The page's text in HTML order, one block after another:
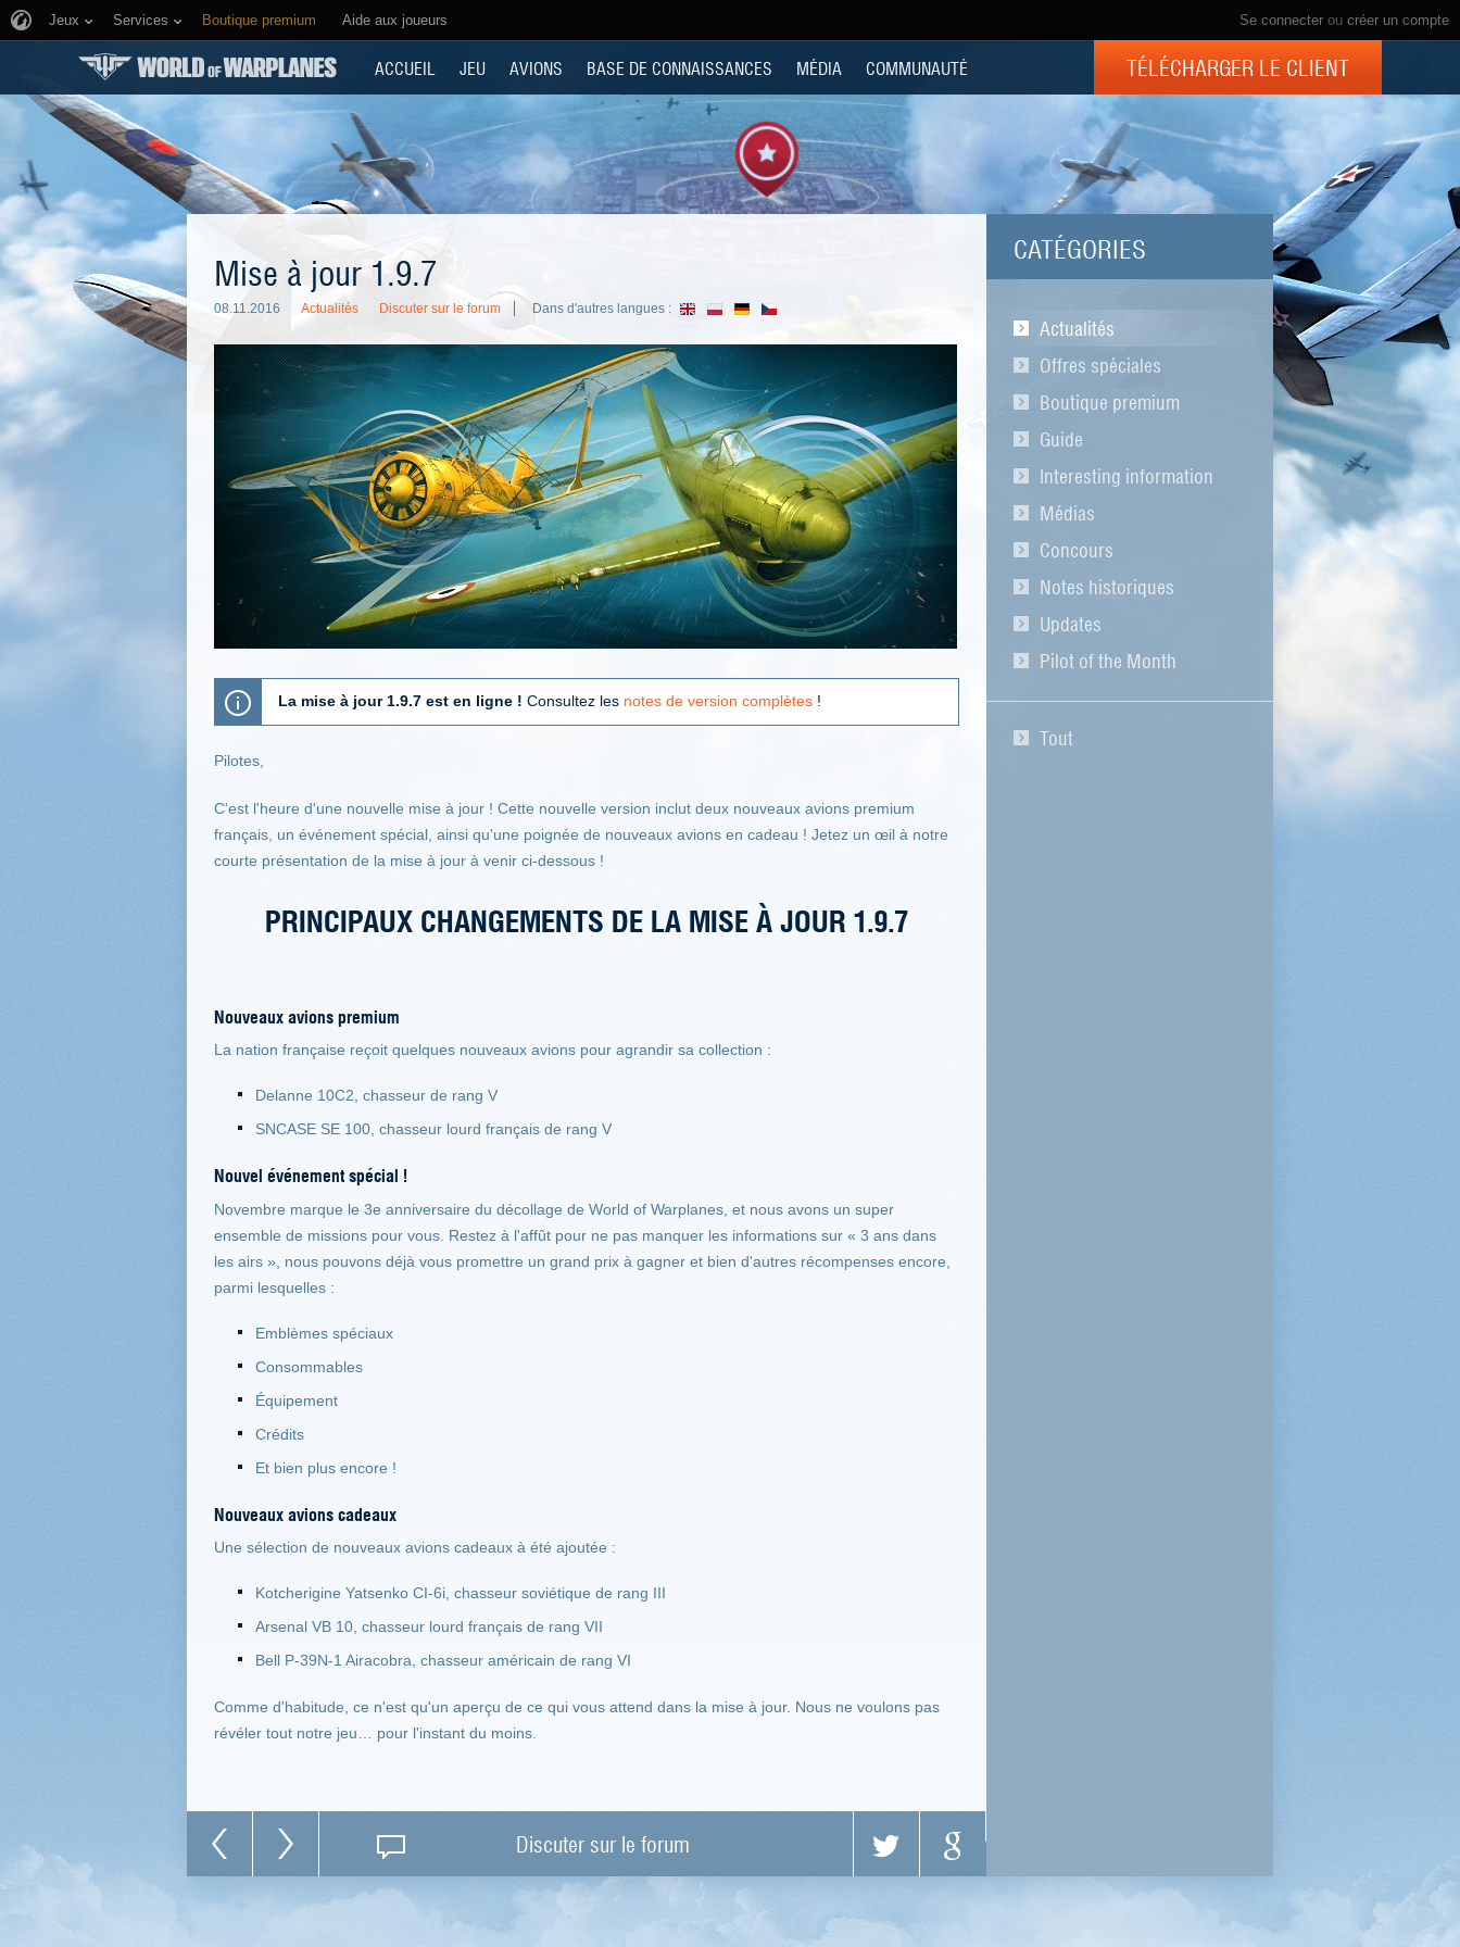
Se connecter ou créer un compte
Jeux Services Boutique premium Aide aux joueurs
ACCUEIL JEU AVIONS BASE DE CONNAISSANCES MÉDIA COMMUNAUTÉ TÉLÉCHARGER LE CLIENT
CATÉGORIES
Actualités
Offres spéciales
Boutique premium
Guide
Interesting information
Médias
Concours
Notes historiques
Updates
Pilot of the Month
Tout
Mise à jour 1.9.7
08.11.2016 Actualités Discuter sur le forum Dans d'autres langues :
La mise à jour 1.9.7 est en ligne ! Consultez les notes de version complètes !
Pilotes,
C'est l'heure d'une nouvelle mise à jour ! Cette nouvelle version inclut deux nouveaux avions premium
français, un événement spécial, ainsi qu'une poignée de nouveaux avions en cadeau ! Jetez un œil à notre
courte présentation de la mise à jour à venir ci-dessous !
PRINCIPAUX CHANGEMENTS DE LA MISE À JOUR 1.9.7
Nouveaux avions premium
La nation française reçoit quelques nouveaux avions pour agrandir sa collection :
Delanne 10C2, chasseur de rang V
SNCASE SE 100, chasseur lourd français de rang V
Nouvel événement spécial !
Novembre marque le 3e anniversaire du décollage de World of Warplanes, et nous avons un super
ensemble de missions pour vous. Restez à l'affût pour ne pas manquer les informations sur « 3 ans dans
les airs », nous pouvons déjà vous promettre un grand prix à gagner et bien d'autres récompenses encore,
parmi lesquelles :
Emblèmes spéciaux
Consommables
Équipement
Crédits
Et bien plus encore !
Nouveaux avions cadeaux
Une sélection de nouveaux avions cadeaux à été ajoutée :
Kotcherigine Yatsenko CI-6i, chasseur soviétique de rang III
Arsenal VB 10, chasseur lourd français de rang VII
Bell P-39N-1 Airacobra, chasseur américain de rang VI
Comme d'habitude, ce n'est qu'un aperçu de ce qui vous attend dans la mise à jour. Nous ne voulons pas
révéler tout notre jeu… pour l'instant du moins.
Discuter sur le forum